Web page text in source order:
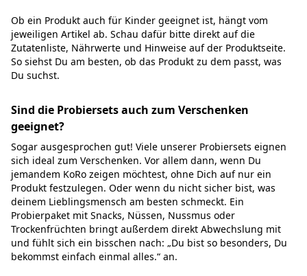
Ob ein Produkt auch für Kinder geeignet ist, hängt vom
jeweiligen Artikel ab. Schau dafür bitte direkt auf die
Zutatenliste, Nährwerte und Hinweise auf der Produktseite.
So siehst Du am besten, ob das Produkt zu dem passt, was
Du suchst.
Sind die Probiersets auch zum Verschenken
geeignet?
Sogar ausgesprochen gut! Viele unserer Probiersets eignen
sich ideal zum Verschenken. Vor allem dann, wenn Du
jemandem KoRo zeigen möchtest, ohne Dich auf nur ein
Produkt festzulegen. Oder wenn du nicht sicher bist, was
deinem Lieblingsmensch am besten schmeckt. Ein
Probierpaket mit Snacks, Nüssen, Nussmus oder
Trockenfrüchten bringt außerdem direkt Abwechslung mit
und fühlt sich ein bisschen nach: „Du bist so besonders, Du
bekommst einfach einmal alles.“ an.